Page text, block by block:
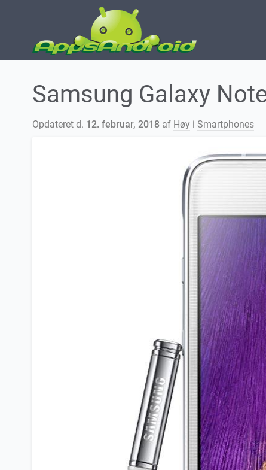
Samsung Galaxy
Opdateret d. 12. februar, 2018af Høyi Smartphones